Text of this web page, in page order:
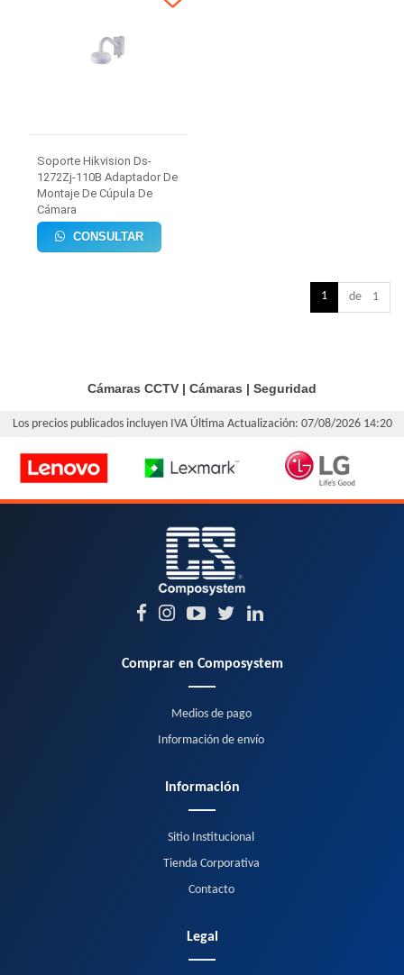
Soporte Hikvision Ds-
1272Zj-110B Adaptador De
Montaje De Cúpula De
Cámara
CONSULTAR
1 de 1
Cámaras CCTV | Cámaras | Seguridad
Los precios publicados incluyen IVA Última Actualización: 07/08/2026 14:20
Comprar en Composystem
Medios de pago
Información de envío
Información
Sitio Institucional
Tienda Corporativa
Contacto
Legal